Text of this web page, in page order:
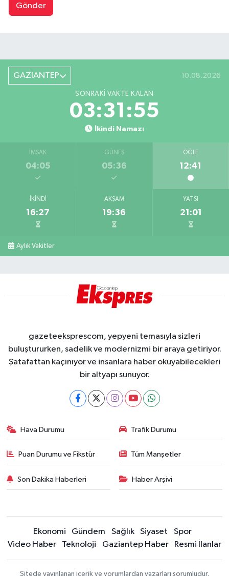
Gönder
GAZİANTEP 10.08.2026
SONRAKI VAKTE KALAN
03:31:54
İkindi Namazı
İMSAK
04:05
GÜNEŞ
05:36
ÖĞLE
12:41
İKINDI
16:27
AKŞAM
19:36
YATSI
21:01
Aylık Vakitler
gazeteeksprescom, yepyeni temasıyla sizleri
buluştururken, sadelik ve modernizmi bir araya getiriyor.
Şatafattan kaçınıyor ve insanlara haber okuyabilecekleri
bir altyapı sunuyor.
Hava Durumu Trafik Durumu
Puan Durumu ve Fikstür Tüm Manşetler
Son Dakika Haberleri Haber Arşivi
Ekonomi Gündem Sağlık Siyaset
Spor
Video Haber
Teknoloji Gaziantep Haber Resmi İlanlar
Sitede yayınlanan içerik ve yorumlardan yazarları sorumludur.